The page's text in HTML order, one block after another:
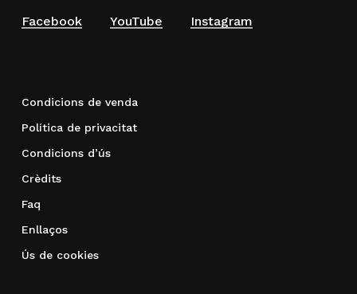
Facebook
YouTube Instagram
Condicions de venda
Política de privacitat
Condicions d’ús
Crèdits
Faq
Enllaços
Ús de cookies